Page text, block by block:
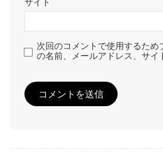
サイト
次回のコメントで使用するため
の名前、メールアドレス、サイ